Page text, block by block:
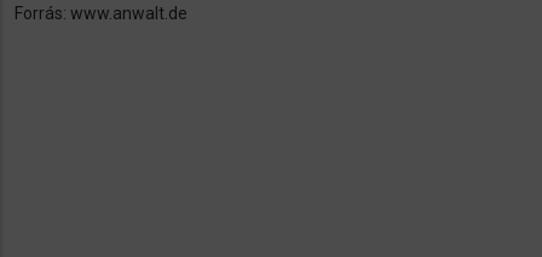
Forrás: www.anwalt.de